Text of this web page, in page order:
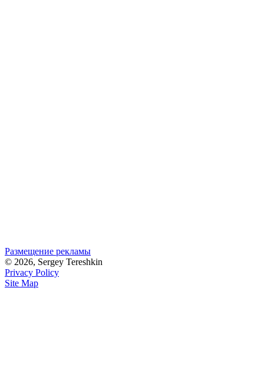
Размещение рекламы
© 2026, Sergey Tereshkin
Privacy Policy
Site Map